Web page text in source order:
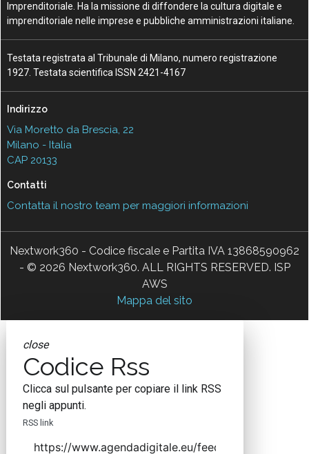
Imprenditoriale. Ha la missione di diffondere la cultura digitale e
imprenditoriale nelle imprese e pubbliche amministrazioni italiane.
Testata registrata al Tribunale di Milano, numero registrazione
1927. Testata scientifica ISSN 2421-4167
Indirizzo
Via Moretto da Brescia, 22
Milano - Italia
CAP 20133
Contatti
Contatta il nostro team per maggiori informazioni
Nextwork360 - Codice fiscale e Partita IVA 13868590962
- © 2026 Nextwork360. ALL RIGHTS RESERVED. ISP
AWS
Mappa del sito
close
Codice Rss
Clicca sul pulsante per copiare il link RSS
negli appunti.
RSS link